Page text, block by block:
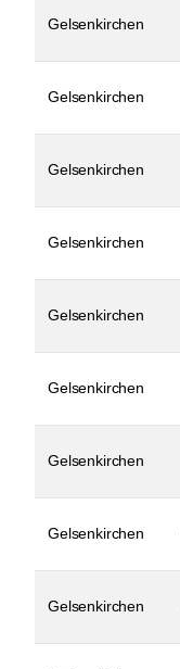
Gelsenkirchen
Gelsenkirchen
Gelsenkirchen
Gelsenkirchen
Gelsenkirchen
Gelsenkirchen
Gelsenkirchen
Gelsenkirchen
Gelsenkirchen